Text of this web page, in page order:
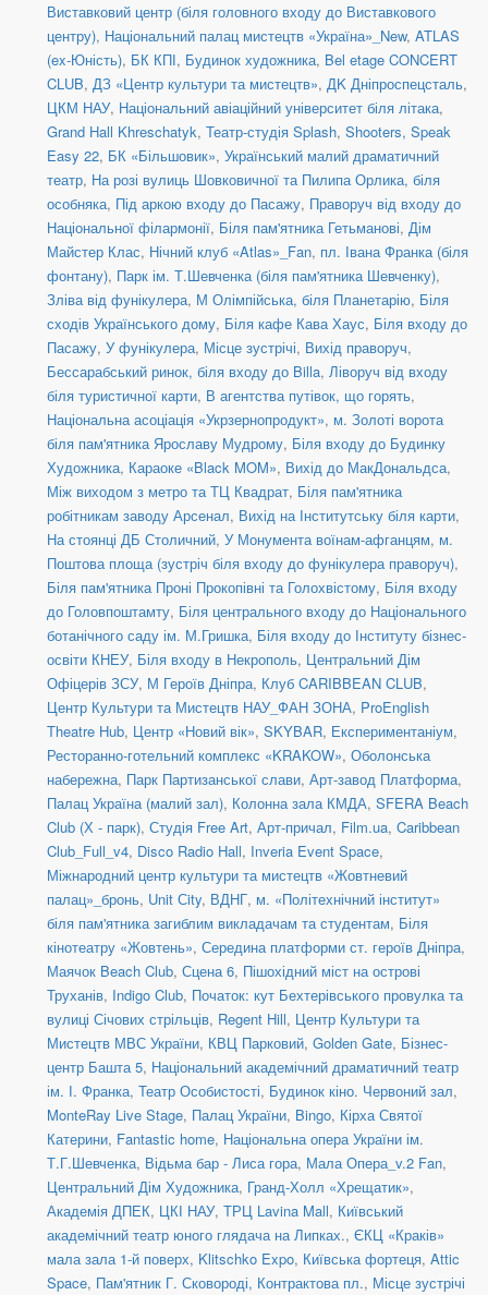
Виставковий центр (біля головного входу до Виставкового
центру), Національний палац мистецтв «Україна»_New, ATLAS
(ex-Юність), БК КПІ, Будинок художника, Bel etage CONCERT
CLUB, ДЗ «Центр культури та мистецтв», ДK Дніпроспецсталь,
ЦКМ НАУ, Національний авіаційний університет біля літака,
Grand Hall Khreschatyk, Театр-студія Splash, Shooters, Speak
Easy 22, БК «Більшовик», Український малий драматичний
театр, На розі вулиць Шовковичної та Пилипа Орлика, біля
особняка, Під аркою входу до Пасажу, Праворуч від входу до
Національної філармонії, Біля пам'ятника Гетьманові, Дім
Майстер Клас, Нічний клуб «Atlas»_Fan, пл. Івана Франка (біля
фонтану), Парк ім. Т.Шевченка (біля пам'ятника Шевченку),
Зліва від фунікулера, М Олімпійська, біля Планетарію, Біля
сходів Українського дому, Біля кафе Кава Хаус, Біля входу до
Пасажу, У фунікулера, Місце зустрічі, Вихід праворуч,
Бессарабський ринок, біля входу до Billa, Ліворуч від входу
біля туристичної карти, В агентства путівок, що горять,
Національна асоціація «Укрзернопродукт», м. Золоті ворота
біля пам'ятника Ярославу Мудрому, Біля входу до Будинку
Художника, Караоке «Black MOM», Вихід до МакДональдса,
Між виходом з метро та ТЦ Квадрат, Біля пам'ятника
робітникам заводу Арсенал, Вихід на Інститутську біля карти,
На стоянці ДБ Столичний, У Монумента воїнам-афганцям, м.
Поштова площа (зустріч біля входу до фунікулера праворуч),
Біля пам'ятника Проні Прокопівні та Голохвістому, Біля входу
до Головпоштамту, Біля центрального входу до Національного
ботанічного саду ім. М.Гришка, Біля входу до Інституту бізнес-
освіти КНЕУ, Біля входу в Некрополь, Центральний Дім
Офіцерів ЗСУ, М Героїв Дніпра, Клуб CARIBBEAN CLUB,
Центр Культури та Мистецтв НАУ_ФАН ЗОНА, ProEnglish
Theatre Hub, Центр «Новий вік», SKYBAR, Експериментаніум,
Ресторанно-готельний комплекс «KRAKOW», Оболонська
набережна, Парк Партизанської слави, Арт-завод Платформа,
Палац Україна (малий зал), Колонна зала КМДА, SFERA Beach
Club (Х - парк), Студія Free Art, Арт-причал, Film.ua, Caribbean
Club_Full_v4, Disco Radio Hall, Inveria Event Space,
Міжнародний центр культури та мистецтв «Жовтневий
палац»_бронь, Unit Сity, ВДНГ, м. «Політехнічний інститут»
біля пам'ятника загиблим викладачам та студентам, Біля
кінотеатру «Жовтень», Середина платформи ст. героїв Дніпра,
Маячок Beach Club, Сцена 6, Пішохідний міст на острові
Труханів, Indigo Club, Початок: кут Бехтерівського провулка та
вулиці Січових стрільців, Regent Hill, Центр Культури та
Мистецтв МВС України, КВЦ Парковий, Golden Gate, Бізнес-
центр Башта 5, Національний академічний драматичний театр
ім. І. Франка, Театр Особистості, Будинок кіно. Червоний зал,
MonteRay Live Stage, Палац України, Bingo, Кірха Святої
Катерини, Fantastic home, Національна опера України ім.
Т.Г.Шевченка, Відьма бар - Лиса гора, Мала Опера_v.2 Fan,
Центральний Дім Художника, Гранд-Холл «Хрещатик»,
Академія ДПЕК, ЦКІ НАУ, ТРЦ Lavina Mall, Київський
академічний театр юного глядача на Липках., ЄКЦ «Краків»
мала зала 1-й поверх, Klitschko Expo, Київська фортеця, Attic
Space, Пам'ятник Г. Сковороді, Контрактова пл., Місце зустрічі